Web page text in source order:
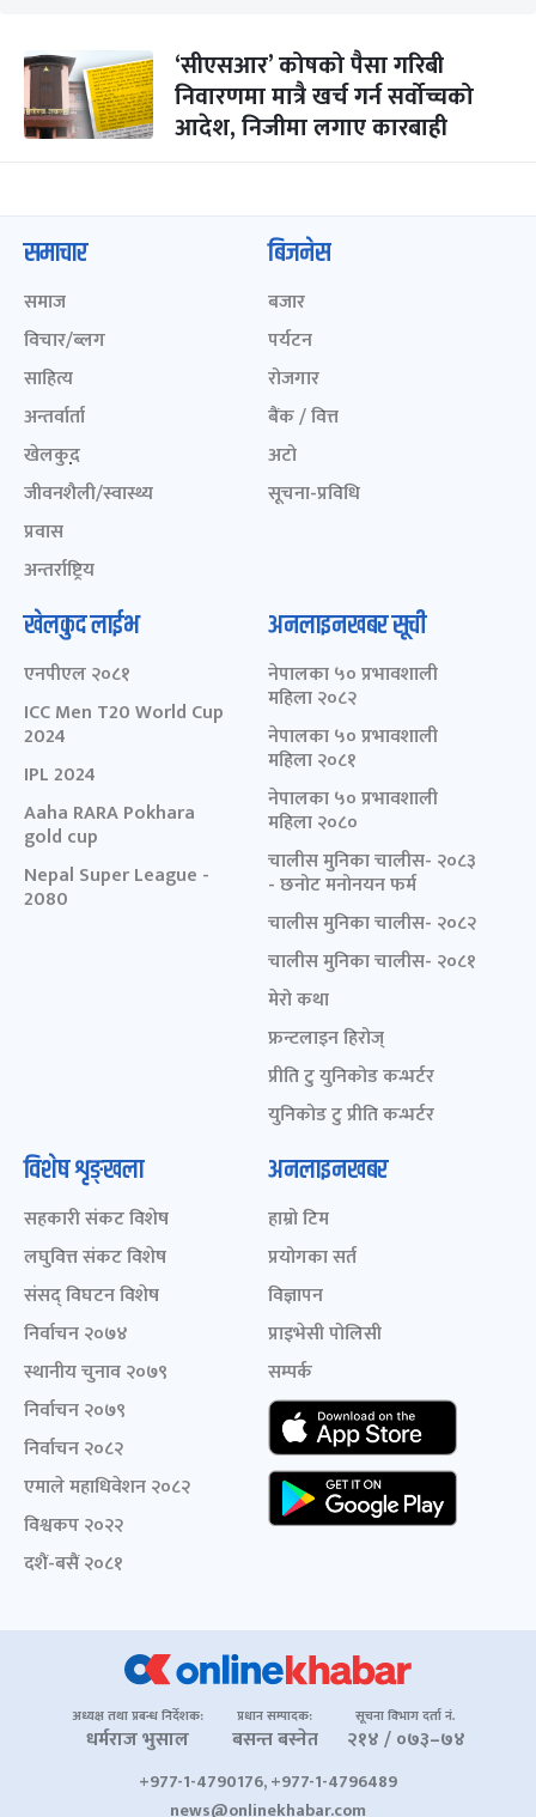
‘सीएसआर’ कोषको पैसा गरिबी
निवारणमा मात्रै खर्च गर्न सर्वोच्चको
आदेश, निजीमा लगाए कारबाही
समाचार
समाज
विचार/ब्लग
साहित्य
अन्तर्वार्ता
खेलकुद़़
जीवनशैली/स्वास्थ्य
प्रवास
अन्तर्राष्ट्रिय
बिजनेस
बजार
पर्यटन
रोजगार
बैंक / वित्त
अटो
सूचना-प्रविधि
खेलकुद लाईभ
एनपीएल २०८१
ICC Men T20 World Cup
2024
IPL 2024
Aaha RARA Pokhara
gold cup
Nepal Super League -
2080
अनलाइनखबर सूची
नेपालका ५० प्रभावशाली
महिला २०८२
नेपालका ५० प्रभावशाली
महिला २०८१
नेपालका ५० प्रभावशाली
महिला २०८०
चालीस मुनिका चालीस- २०८३
- छनोट मनोनयन फर्म
चालीस मुनिका चालीस- २०८२
चालीस मुनिका चालीस- २०८१
मेरो कथा
फ्रन्टलाइन हिरोज्
प्रीति टु युनिकोड कन्भर्टर
युनिकोड टु प्रीति कन्भर्टर
विशेष शृङ्खला
सहकारी संकट विशेष
लघुवित्त संकट विशेष
संसद् विघटन विशेष
निर्वाचन २०७४
स्थानीय चुनाव २०७९
निर्वाचन २०७९
निर्वाचन २०८२
एमाले महाधिवेशन २०८२
विश्वकप २०२२
दशैं-बसैं २०८१
अनलाइनखबर
हाम्रो टिम
प्रयोगका सर्त
विज्ञापन
प्राइभेसी पोलिसी
सम्पर्क
अध्यक्ष तथा प्रबन्ध निर्देशक:
धर्मराज भुसाल
प्रधान सम्पादक:
बसन्त बस्नेत
सूचना विभाग दर्ता नं.
२१४ / ०७३–७४
+977-1-4790176, +977-1-4796489
news@onlinekhabar.com